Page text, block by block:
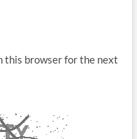
this browser for the next